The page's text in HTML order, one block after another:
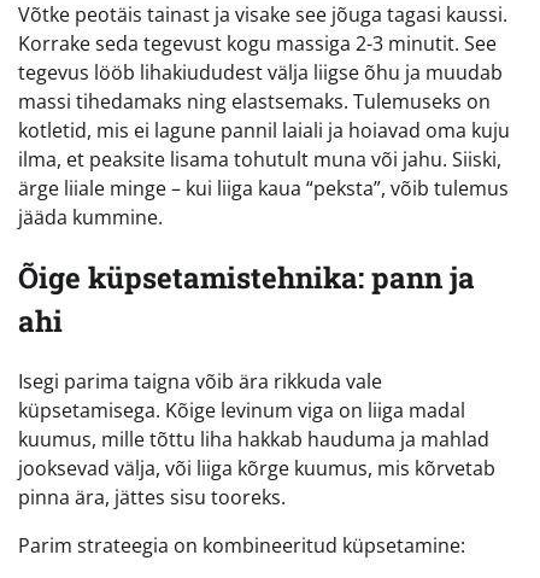
Võtke peotäis tainast ja visake see jõuga tagasi kaussi.
Korrake seda tegevust kogu massiga 2-3 minutit. See
tegevus lööb lihakiududest välja liigse õhu ja muudab
massi tihedamaks ning elastsemaks. Tulemuseks on
kotletid, mis ei lagune pannil laiali ja hoiavad oma kuju
ilma, et peaksite lisama tohutult muna või jahu. Siiski,
ärge liiale minge – kui liiga kaua “peksta”, võib tulemus
jääda kummine.
Õige küpsetamistehnika: pann ja
ahi
Isegi parima taigna võib ära rikkuda vale
küpsetamisega. Kõige levinum viga on liiga madal
kuumus, mille tõttu liha hakkab hauduma ja mahlad
jooksevad välja, või liiga kõrge kuumus, mis kõrvetab
pinna ära, jättes sisu tooreks.
Parim strateegia on kombineeritud küpsetamine: